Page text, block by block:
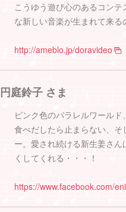
こうゆう遊び心のあるコン
な新しい音楽が生まれて来
http://ameblo.jp/doravideo
円庭鈴子 さま
ピンク色のパラレルワール
食べだしたら止まらない、
ー。愛され続ける新生姜さ
くしてくれる・・・！
https://www.facebook.com/